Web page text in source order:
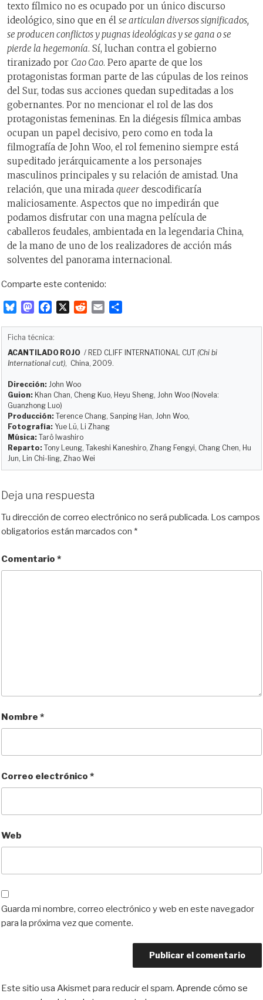
texto fílmico no es ocupado por un único discurso
ideológico, sino que en él se articulan diversos significados,
se producen conflictos y pugnas ideológicas y se gana o se
pierde la hegemonía. Sí, luchan contra el gobierno
tiranizado por Cao Cao. Pero aparte de que los
protagonistas forman parte de las cúpulas de los reinos
del Sur, todas sus acciones quedan supeditadas a los
gobernantes. Por no mencionar el rol de las dos
protagonistas femeninas. En la diégesis fílmica ambas
ocupan un papel decisivo, pero como en toda la
filmografía de John Woo, el rol femenino siempre está
supeditado jerárquicamente a los personajes
masculinos principales y su relación de amistad. Una
relación, que una mirada queer descodificaría
maliciosamente. Aspectos que no impedirán que
podamos disfrutar con una magna película de
caballeros feudales, ambientada en la legendaria China,
de la mano de uno de los realizadores de acción más
solventes del panorama internacional.
Comparte este contenido:
u
s
y
M
o
o
n
b
o
k
X
i
l
a
i
Ficha técnica:
ACANTILADO ROJO / RED CLIFF INTERNATIONAL CUT (Chi bi
International cut), China, 2009.
Dirección: John Woo
Guion: Khan Chan, Cheng Kuo, Heyu Sheng, John Woo (Novela:
Guanzhong Luo)
Producción: Terence Chang, Sanping Han, John Woo,
Fotografía: Yue Lü, Li Zhang
Música: Tarô Iwashiro
Reparto: Tony Leung, Takeshi Kaneshiro, Zhang Fengyi, Chang Chen, Hu
Jun, Lin Chi-ling, Zhao Wei
Deja una respuesta
Tu dirección de correo electrónico no será publicada. Los campos
obligatorios están marcados con *
Comentario *
Nombre *
Correo electrónico *
Web
Guarda mi nombre, correo electrónico y web en este navegador
para la próxima vez que comente.
Este sitio usa Akismet para reducir el spam. Aprende cómo se